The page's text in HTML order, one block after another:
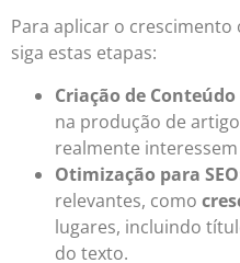
Para aplicar o
siga estas etapas:
Criação de
na produção de
realmente
Otimização para
relevantes, como
lugares, incluindo
do texto.